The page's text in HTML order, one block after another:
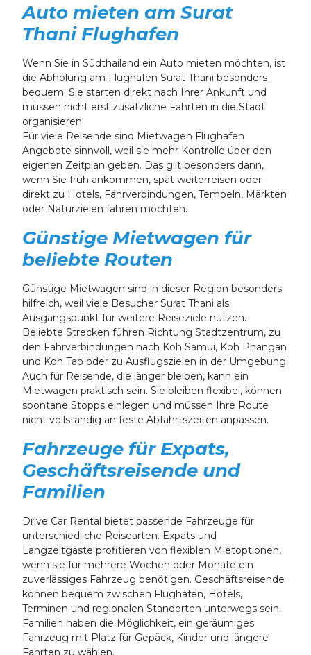
Auto mieten am Surat
Thani Flughafen
Wenn Sie in Südthailand ein Auto mieten möchten, ist
die Abholung am Flughafen Surat Thani besonders
bequem. Sie starten direkt nach Ihrer Ankunft und
müssen nicht erst zusätzliche Fahrten in die Stadt
organisieren.
Für viele Reisende sind Mietwagen Flughafen
Angebote sinnvoll, weil sie mehr Kontrolle über den
eigenen Zeitplan geben. Das gilt besonders dann,
wenn Sie früh ankommen, spät weiterreisen oder
direkt zu Hotels, Fährverbindungen, Tempeln, Märkten
oder Naturzielen fahren möchten.
Günstige Mietwagen für
beliebte Routen
Günstige Mietwagen sind in dieser Region besonders
hilfreich, weil viele Besucher Surat Thani als
Ausgangspunkt für weitere Reiseziele nutzen.
Beliebte Strecken führen Richtung Stadtzentrum, zu
den Fährverbindungen nach Koh Samui, Koh Phangan
und Koh Tao oder zu Ausflugszielen in der Umgebung.
Auch für Reisende, die länger bleiben, kann ein
Mietwagen praktisch sein. Sie bleiben flexibel, können
spontane Stopps einlegen und müssen Ihre Route
nicht vollständig an feste Abfahrtszeiten anpassen.
Fahrzeuge für Expats,
Geschäftsreisende und
Familien
Drive Car Rental bietet passende Fahrzeuge für
unterschiedliche Reisearten. Expats und
Langzeitgäste profitieren von flexiblen Mietoptionen,
wenn sie für mehrere Wochen oder Monate ein
zuverlässiges Fahrzeug benötigen. Geschäftsreisende
können bequem zwischen Flughafen, Hotels,
Terminen und regionalen Standorten unterwegs sein.
Familien haben die Möglichkeit, ein geräumiges
Fahrzeug mit Platz für Gepäck, Kinder und längere
Fahrten zu wählen.